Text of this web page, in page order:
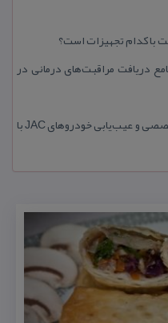
دریافت مراقبت‌های درمانی در
امداد خودرو جك در مشهد | تعمیر تخصصی و عیب‌یابی خودروهای JAC با